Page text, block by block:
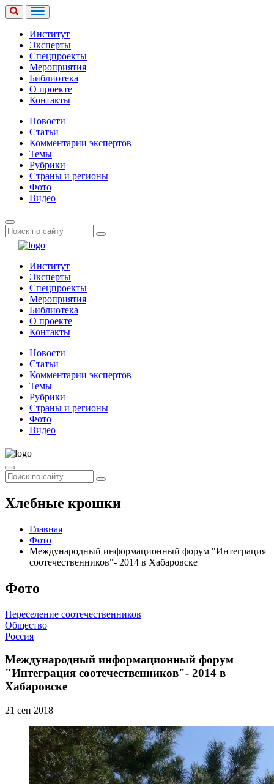
Институт
Эксперты
Спецпроекты
Мероприятия
Библиотека
О проекте
Контакты
Новости
Статьи
Комментарии экспертов
Темы
Рубрики
Страны и регионы
Фото
Видео
Институт
Эксперты
Спецпроекты
Мероприятия
Библиотека
О проекте
Контакты
Новости
Статьи
Комментарии экспертов
Темы
Рубрики
Страны и регионы
Фото
Видео
Хлебные крошки
Главная
Фото
Международный информационный форум "Интеграция
соотечественников"- 2014 в Хабаровске
Фото
Переселение соотечественников
Общество
Россия
Международный информационный форум
"Интеграция соотечественников"- 2014 в
Хабаровске
21 сен 2018